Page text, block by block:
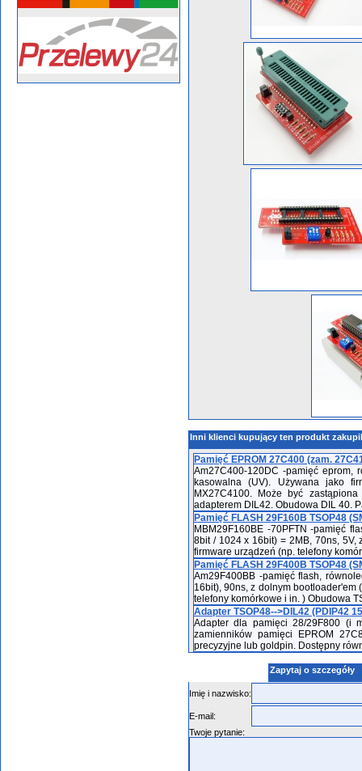
Inni klienci kupujący ten produkt
Pamięć EPROM 27C400 (zam.
Am27C400-120DC -pamięć eprom,
kasowalna (UV). Używana jako
MX27C4100. Może być
adapterem DIL42. Obudowa DIL 40.
Pamięć FLASH 29F160B TSOP48
MBM29F160BE -70PFTN -pamięć
8bit / 1024 x 16bit) = 2MB, 70ns, 5V,
firmware urządzeń (np. telefony
Pamięć FLASH 29F400B TSOP48
Am29F400BB -pamięć flash,
16bit), 90ns, z dolnym bootloader'em
telefony komórkowe i in. ) Obudowa
Adapter TSOP48-->DIL42 (PDIP42
Adapter dla pamięci 28/29F800 (i
zamienników pamięci EPROM
precyzyjne lub goldpin. Dostępny
Zapytaj o szczegóły
Imię i nazwisko:
E-mail:
Twoje pytanie: